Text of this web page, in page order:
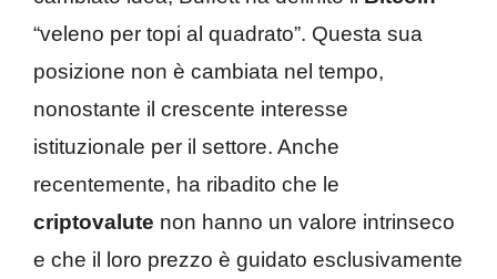
“veleno per topi al quadrato”. Questa sua
posizione non è cambiata nel tempo,
nonostante il crescente interesse
istituzionale per il settore. Anche
recentemente, ha ribadito che le
criptovalute non hanno un valore intrinseco
e che il loro prezzo è guidato esclusivamente